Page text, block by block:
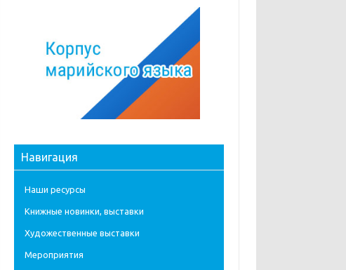
Навигация
Наши ресурсы
Книжные новинки, выставки
Художественные выставки
Мероприятия